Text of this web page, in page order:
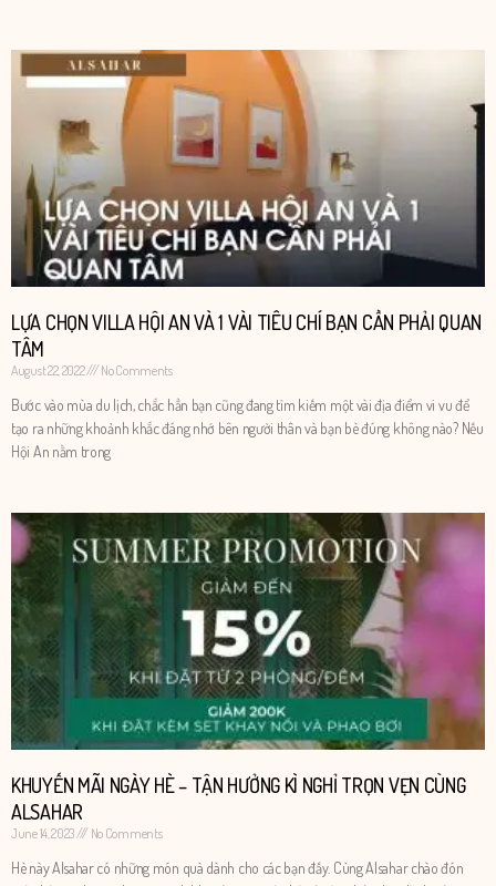
LỰA CHỌN VILLA HỘI AN VÀ 1 VÀI TIÊU CHÍ BẠN CẦN PHẢI QUAN
TÂM
August 22, 2022 No Comments
Bước vào mùa du lịch, chắc hẳn bạn cũng đang tìm kiếm một vài địa điểm vi vu để
tạo ra những khoảnh khắc đáng nhớ bên người thân và bạn bè đúng không nào? Nếu
Hội An nằm trong
KHUYẾN MÃI NGÀY HÈ – TẬN HƯỞNG KÌ NGHỈ TRỌN VẸN CÙNG
ALSAHAR
June 14, 2023 No Comments
Hè này Alsahar có những món quà dành cho các bạn đấy. Cùng Alsahar chào đón